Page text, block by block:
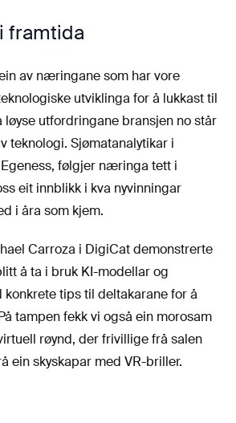
framtida
av næringane som har vore
utviklinga for å lukkast til
løyse utfordringane bransjen no står
teknologi. Sjømatanalytikar i
følgjer næringa tett i
eit innblikk i kva nyvinningar
i åra som kjem.
Carroza i DigiCat demonstrerte
å ta i bruk KI-modellar og
tips til deltakarane for å
tampen fekk vi også ein morosam
røynd, der frivillige frå salen
ein skyskapar med VR-briller.